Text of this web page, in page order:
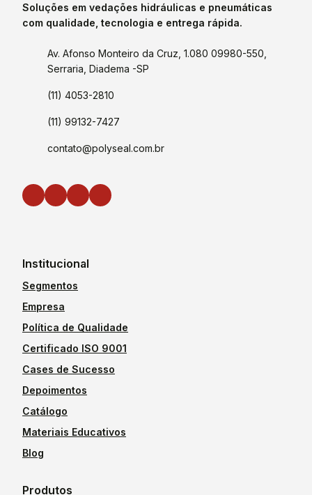
Soluções em vedações hidráulicas e pneumáticas
com qualidade, tecnologia e entrega rápida.
Av. Afonso Monteiro da Cruz, 1.080 09980-550,
Serraria, Diadema -SP
(11) 4053-2810
(11) 99132-7427
contato@polyseal.com.br
Institucional
Segmentos
Empresa
Política de Qualidade
Certificado ISO 9001
Cases de Sucesso
Depoimentos
Catálogo
Materiais Educativos
Blog
Produtos